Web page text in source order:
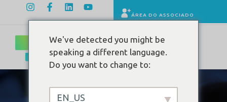
ÁREA DO ASSOCIADO
We've detected you might be
speaking a different language.
Do you want to change to:
EN_US